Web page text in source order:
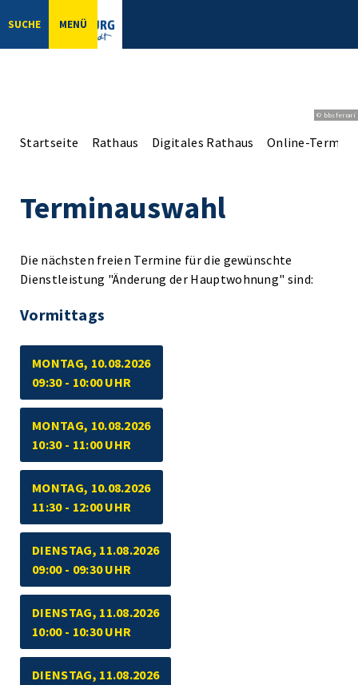
SUCHE MENÜ
© bbsferrari
Startseite Rathaus Digitales Rathaus Online-
Terminauswahl
Die nächsten freien Termine für die gewünschte
Dienstleistung "Änderung der Hauptwohnung" sind:
Vormittags
MONTAG, 10.08.2026
09:30 - 10:00 UHR
MONTAG, 10.08.2026
10:30 - 11:00 UHR
MONTAG, 10.08.2026
11:30 - 12:00 UHR
DIENSTAG, 11.08.2026
09:00 - 09:30 UHR
DIENSTAG, 11.08.2026
10:00 - 10:30 UHR
DIENSTAG, 11.08.2026